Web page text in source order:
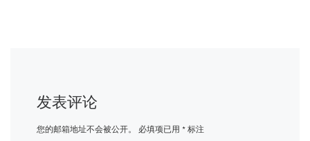
发表评论
您的邮箱地址不会被公开。 必填项已用 *标注